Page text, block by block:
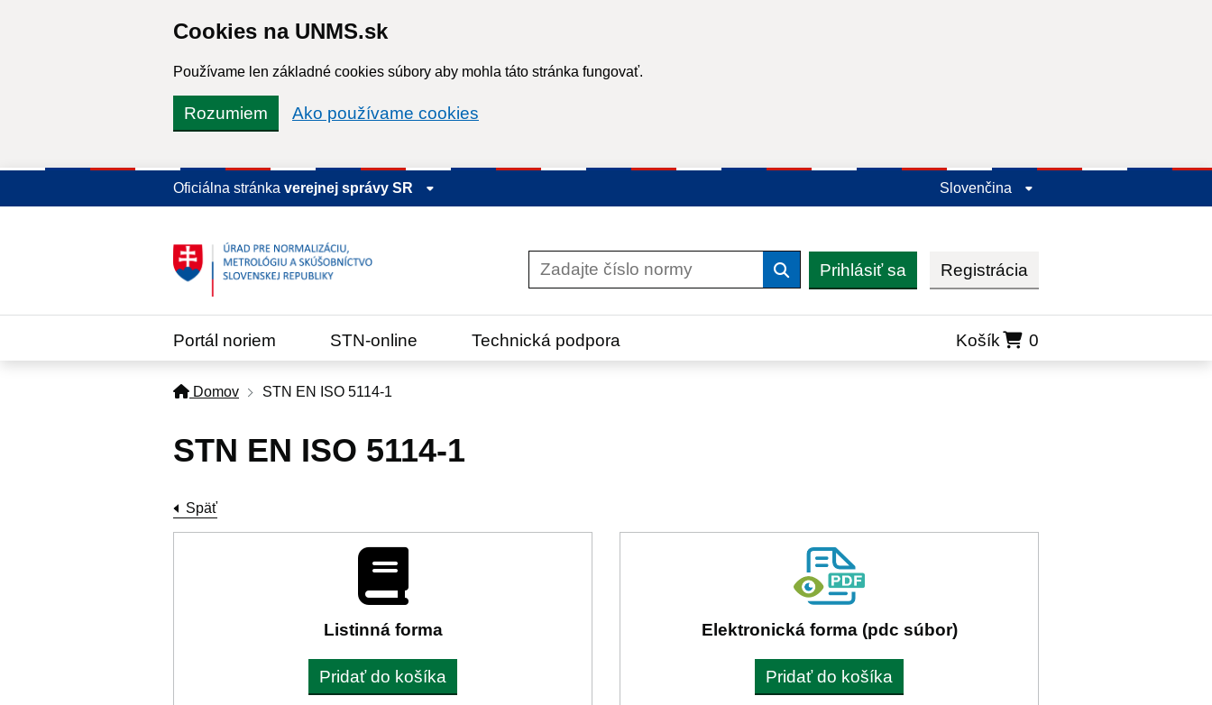
Cookies na UNMS.sk
Používame len základné cookies súbory aby mohla táto stránka fungovať.
Rozumiem Ako používame cookies
Oficiálna stránka verejnej správy SR Slovenčina
VyhľadaťPrihlásiť sa Registrácia
Portál noriem STN-online Technická podpora Košík 0
Domov STN EN ISO 5114-1
STN EN ISO 5114-1
Späť
Listinná forma
Pridať do košíka
Elektronická forma (pdc súbor)
Pridať do košíka